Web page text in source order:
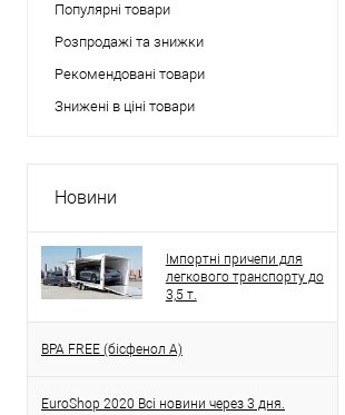
Популярні товари
Розпродажі та знижки
Рекомендовані товари
Знижені в ціні товари
Новини
Імпортні причепи для
легкового транспорту до
3,5 т.
BPA FREE (бісфенол A)
EuroShop 2020 Всі новини через 3 дня.